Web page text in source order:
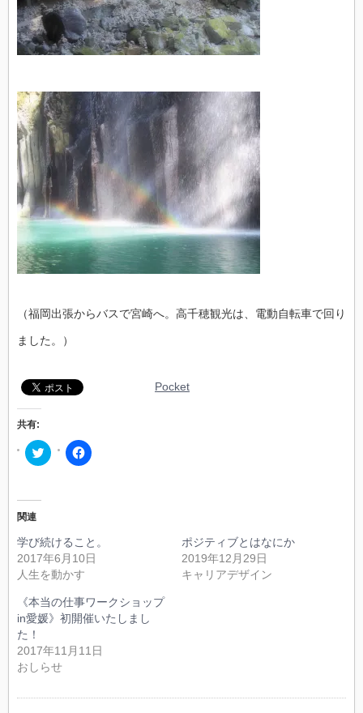
（福岡出張からバスで宮崎へ。高千穂観光は、電動自転車で回り
ました。）
Pocket
共有:
ク
リ
共
有
(新
し
い
ィ
ン
ド
開
き
ま
Facebook
で
リ
ッ
ク
く
だ
さ
し
い
ド
関連
学び続けること。
2017年6月10日
人生を動かす
ポジティブとはなにか
2019年12月29日
キャリアデザイン
《本当の仕事ワークショップ
in愛媛》初開催いたしまし
た！
2017年11月11日
おしらせ